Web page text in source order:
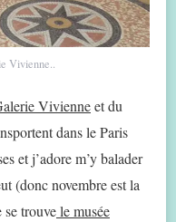
Vivienne..
Vivienneet du
dans le Paris
et j’adore m’y balader
(donc novembre est la
se trouvele musée